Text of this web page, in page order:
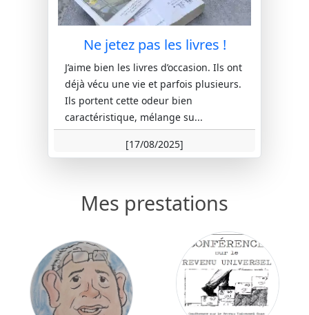
Ne jetez pas les livres !
J’aime bien les livres d’occasion. Ils ont
déjà vécu une vie et parfois plusieurs.
Ils portent cette odeur bien
caractéristique, mélange su...
[17/08/2025]
Mes prestations